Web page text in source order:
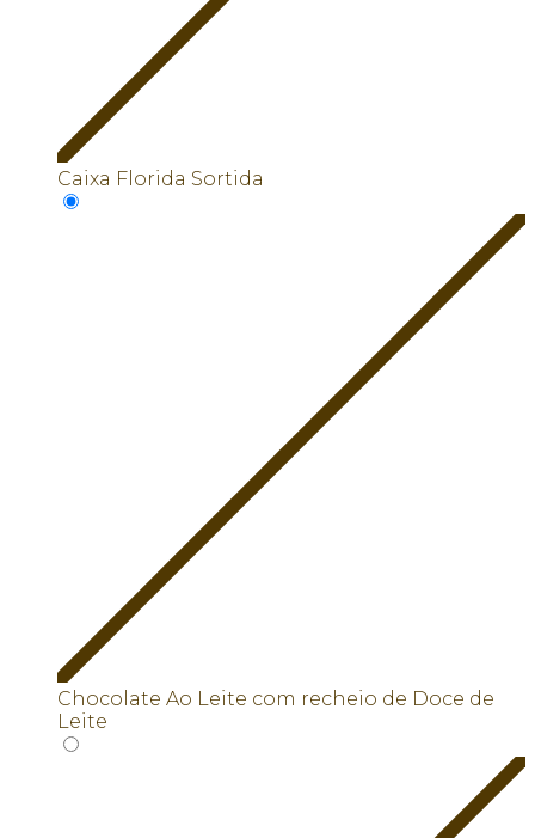
Caixa Florida Sortida
Chocolate Ao Leite com recheio de Doce de
Leite